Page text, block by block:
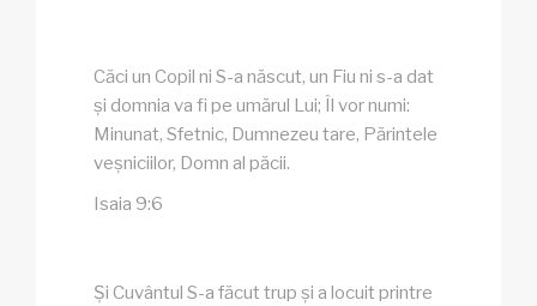
Căci un Copil ni S-a născut, un Fiu ni s-a dat
și domnia va fi pe umărul Lui; Îl vor numi:
Minunat, Sfetnic, Dumnezeu tare, Părintele
veșniciilor, Domn al păcii.
Isaia 9:6
Și Cuvântul S-a făcut trup și a locuit printre